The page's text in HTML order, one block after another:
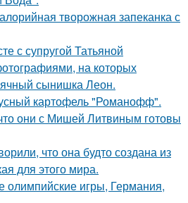
творожная запеканка с
с супругой Татьяной
на которых
сынишка Леон.
картофель "Романофф".
они с Мишей Литвиным готовы
что она будто создана из
для этого мира.
олимпийские игры, Германия,